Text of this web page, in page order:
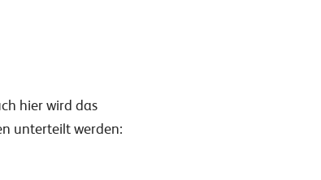
hier wird das
unterteilt werden: